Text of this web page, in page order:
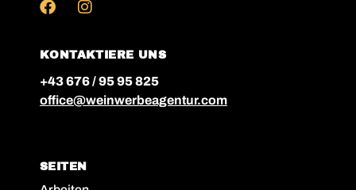
KONTAKTIERE UNS
+43 676 / 95 95 825
office@weinwerbeagentur.com
SEITEN